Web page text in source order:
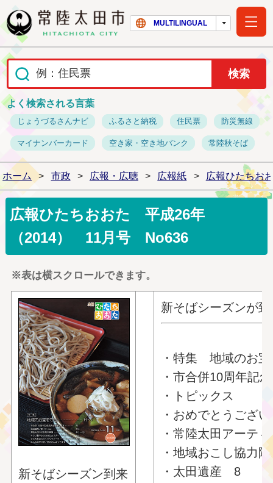
常陸太田市ホー
MULTILINGUAL
よく検索される言葉
じょうづるさんナビ ふるさと納税 住民票 防災無線
マイナンバーカード 空き家・空き地バンク 常陸秋そば
ホーム > 市政 > 広報・広聴 > 広報紙 > 広報ひたちお
広報ひたちおおた 平成26年
（2014） 11月号 No636
※表は横スクロールできます。
新そばシーズン到来
新そばシーズンが
・特集 地域のお宝
・市合併10周年記
・トピックス
・おめでとうござ
・常陸太田アーテ
・地域おこし協力
・太田遺産 8